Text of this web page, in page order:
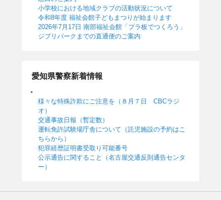
小学校における地域クラブの活動状況について
令和8年度 福祉会館子どもまつりが始まります
2026年7月17日 南部福祉会館「プラ板でつくろう」
ジブリパークまでの直通便のご案内
愛知県警察新着情報
様々な特殊詐欺にご注意を（８月７日 CBCラジ
オ）
交通事故日報（暫定数）
運転免許試験場庁舎について（託児施設の予約はこ
ちらから）
犯罪経歴証明書受取り可能番号
公示通告に関すること（名古屋交通反則通告センタ
ー）